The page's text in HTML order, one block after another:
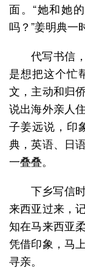
面。“她和她
吗？”姜明典一
代写书信
是想把这个忙
文，主动和归
说出海外亲人
子姜远说，印
典，英语、日
一叠叠。
下乡写信
来西亚过来，
知在马来西亚
凭借印象，马
寻亲。